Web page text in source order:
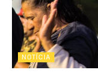
NOTÍCIA